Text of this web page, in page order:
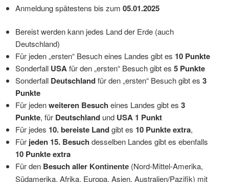
Anmeldung spätestens bis zum 05.01.2025
Bereist werden kann jedes Land der Erde (auch
Deutschland)
Für jeden „ersten“ Besuch eines Landes gibt es 10 Punkte
Sonderfall USAfür den „ersten“ Besuch gibt es 5 Punkte
Sonderfall Deutschlandfür den „ersten“ Besuch gibt es 3
Punkte
Für jedenweiteren Besuch eines Landes gibt es 3
Punkte, für Deutschland und USA 1 Punkt
Für jedes 10. bereiste Landgibt es 10 Punkte extra,
Für jeden 15. Besuch desselben Landes gibt es ebenfalls
10 Punkte extra
Für den Besuch aller Kontinente (Nord-Mittel-Amerika,
Südamerika, Afrika, Europa, Asien, Australien/Pazifik) mit